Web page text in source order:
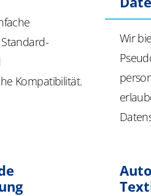
Kompatibilität.
Wir